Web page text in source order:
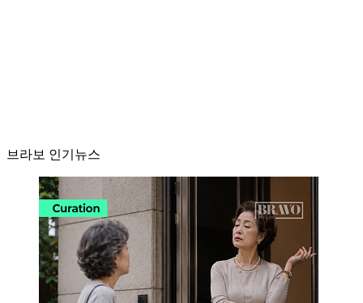
브라보 인기뉴스